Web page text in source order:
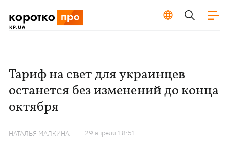
Тариф на свет для украинцев
останется без изменений до конца
октября
НАТАЛЬЯ МАЛКИНА 29 апреля 18:51